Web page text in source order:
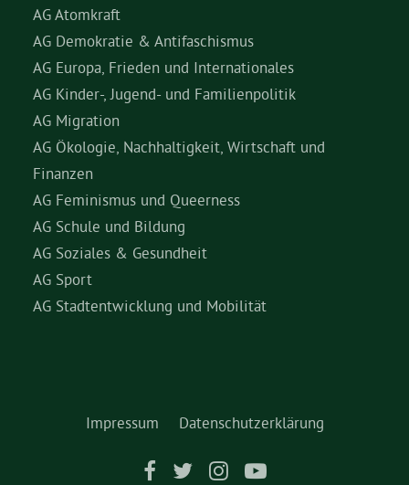
AG Atomkraft
AG Demokratie & Antifaschismus
AG Europa, Frieden und Internationales
AG Kinder-, Jugend- und Familienpolitik
AG Migration
AG Ökologie, Nachhaltigkeit, Wirtschaft und
Finanzen
AG Feminismus und Queerness
AG Schule und Bildung
AG Soziales & Gesundheit
AG Sport
AG Stadtentwicklung und Mobilität
Impressum Datenschutzerklärung